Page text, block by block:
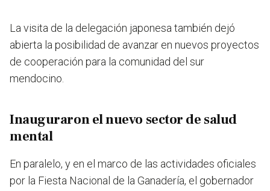
La visita de la delegación japonesa también dejó
abierta la posibilidad de avanzar en nuevos proyectos
de cooperación para la comunidad del sur
mendocino.
Inauguraron el nuevo sector de salud
mental
En paralelo, y en el marco de las actividades oficiales
por la Fiesta Nacional de la Ganadería, el gobernador